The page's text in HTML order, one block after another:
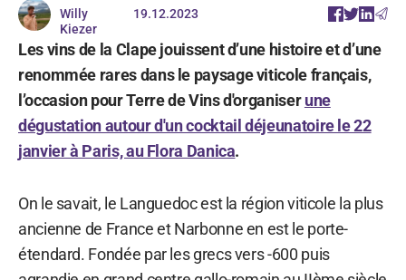
Willy
Kiezer
19.12.2023
Les vins de la Clape jouissent d’une histoire et d’une
renommée rares dans le paysage viticole français,
l’occasion pour Terre de Vins d'organiserune
dégustation autour d'un cocktail déjeunatoire le 22
janvier à Paris, au Flora Danica.
On le savait, le Languedoc est la région viticole la plus
ancienne de France et Narbonne en est le porte-
étendard. Fondée par les grecs vers -600 puis